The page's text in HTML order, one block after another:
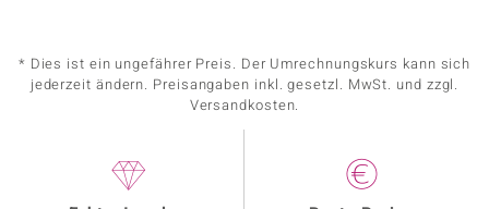
* Dies ist ein ungefährer Preis. Der Umrechnungskurs kann sich
jederzeit ändern. Preisangaben inkl. gesetzl. MwSt. und zzgl.
Versandkosten.